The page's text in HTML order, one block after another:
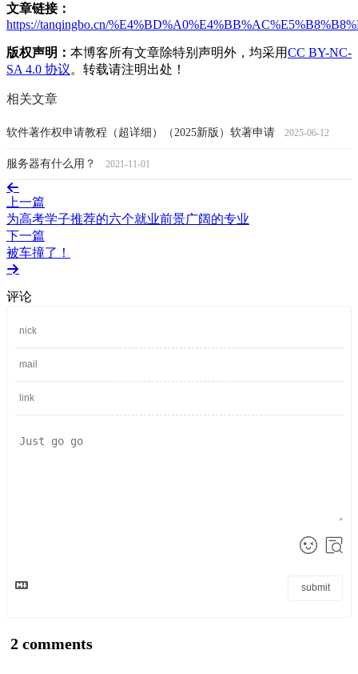
文章链接：
https://tanqingbo.cn/
版权声明： 本博客所有文章除特别声明外，均采用CC BY-NC-
SA 4.0 协议。转载请注明出处！
相关文章
软件著作权申请教程（超详细）（2025新版）软著申请 2025-06-12
服务器有什么用？ 2021-11-01
上一篇
为高考学子推荐的六个就业前景广阔的专业
下一篇
被车撞了！
评论
submit
2 comments